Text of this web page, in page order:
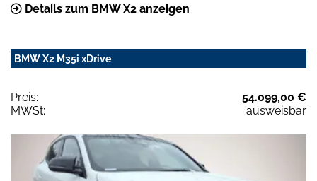
Details zum BMW X2 anzeigen
BMW X2 M35i xDrive
Preis:
54.099,00 €
MWSt:
ausweisbar